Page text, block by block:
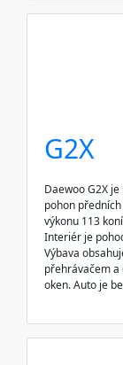
G2X
Daewoo G2X
pohon
výkonu 113
Interiér je
Výbava
přehrávačem
oken. Auto je